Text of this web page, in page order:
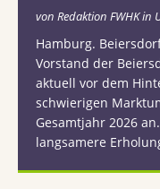
von Redaktion FWHK in
Hamburg.
Vorstand der
aktuell vor dem
schwierigen
Gesamtjahr 2026
langsamere